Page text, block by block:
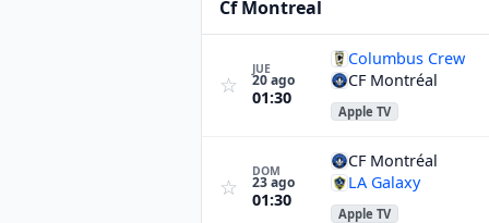
Cf Montreal
☆
JUE
20 ago
01:30
Columbus Crew
CF Montréal
Apple TV
☆
DOM
23 ago
01:30
CF Montréal
LA Galaxy
Apple TV